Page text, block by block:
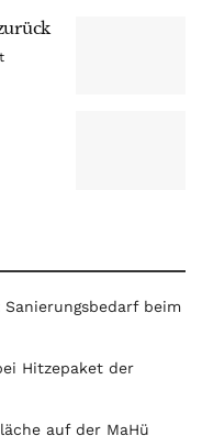
beim
Hitzepaket der
auf der MaHü